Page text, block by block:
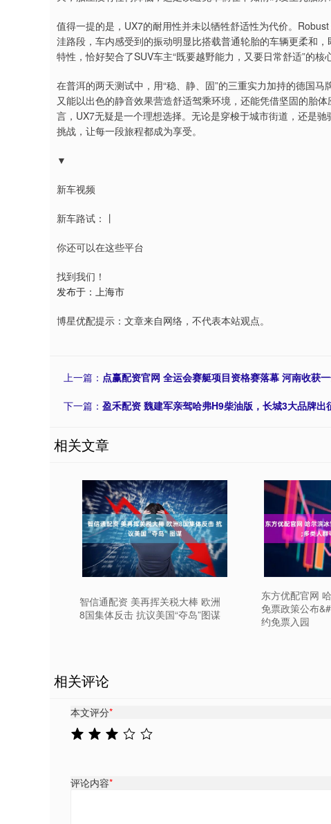
值得一提的是，UX7的耐用性并未以牺牲舒适性为代价。
洼路段，车内感受到的振动明显比搭载普通轮胎的车辆更柔和
特性，恰好契合了SUV车主“既要越野能力，又要日常舒适”的核
在普洱的两天测试中，用“稳、静、固”的三重实力加持的德国
又能以出色的静音效果营造舒适驾乘环境，还能凭借坚固的胎
言，UX7无疑是一个理想选择。无论是穿梭于城市街道，还是驰
挑战，让每一段旅程都成为享受。
▼
新车视频
新车路试：丨
你还可以在这些平台
找到我们！
发布于：上海市
博星优配提示：文章来自网络，不代表本站观点。
上一篇： 点赢配资官网 全运会赛艇项目资格赛落幕 河南收获
下一篇： 盈禾配资 魏建军亲驾哈弗H9柴油版，长城3大品牌出
相关文章
智信通配资 美再挥关税大棒 欧洲
8国集体反击 抗议美国“夺岛”图谋
东方优配官网
免票政策公布
约免票入园
相关评论
本文评分*
评论内容*